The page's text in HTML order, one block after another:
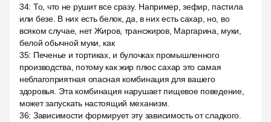
34: То, что не рушит все сразу. Например, зефир, пастила
или безе. В них есть белок, да, в них есть сахар, но, во
всяком случае, нет Жиров, трансжиров, Маргарина, муки,
белой обычной муки, как
35: Печенье и тортиках, и булочках промышленного
производства, потому как жир плюс сахар это самая
неблагоприятная опасная комбинация для вашего
здоровья. Эта комбинация нарушает пищевое поведение,
может запускать настоящий механизм.
36: Зависимости формирует эту зависимость от сладкого.